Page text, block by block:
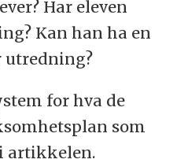
Har eleven
Kan han ha en
utredning?
for hva de
som
artikkelen.